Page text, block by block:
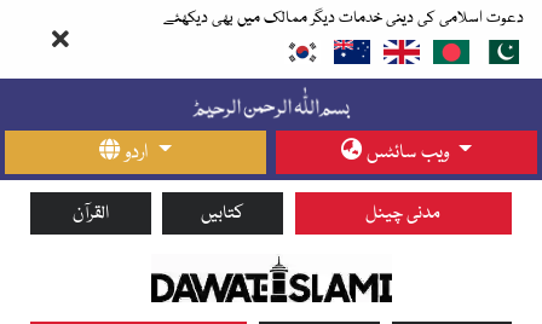
دعوت اسلامی کی دینی خدمات دیگر ممالک میں بھی دیکھئے
اردو ویب سائٹس
القرآن کتابیں مدنی چینل